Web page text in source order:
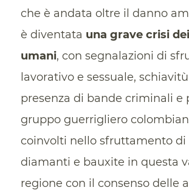
che è andata oltre il danno
è diventata una grave crisi
umani, con segnalazioni di
lavorativo e sessuale,
presenza di bande criminali e
gruppo guerrigliero
coinvolti nello sfruttamento di
diamanti e bauxite in questa
regione con il consenso delle